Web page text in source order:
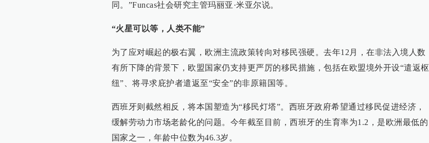
同。”Funcas社会研究主管玛丽亚·米亚尔说。
“火星可以等，人类不能”
为了应对崛起的极右翼，欧洲主流政策转向对移民强硬。去年12月，在非法入境人数
有所下降的背景下，欧盟国家仍支持更严厉的移民措施，包括在欧盟境外开设“遣返枢
纽”、将寻求庇护者遣返至“安全”的非原籍国等。
西班牙则截然相反，将本国塑造为“移民灯塔”。西班牙政府希望通过移民促进经济，
缓解劳动力市场老龄化的问题。今年截至目前，西班牙的生育率为1.2，是欧洲最低的
国家之一，年龄中位数为46.3岁。